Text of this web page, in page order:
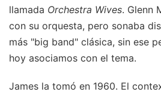
llamada Orchestra Wives. Glenn
con su orquesta, pero sonaba
más "big band" clásica, sin ese
hoy asociamos con el tema.
James la tomó en 1960. El